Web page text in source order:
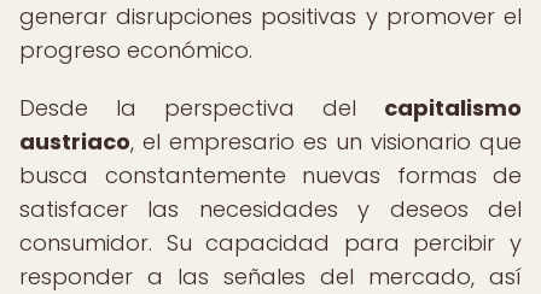
generar disrupciones positivas y promover el
progreso económico.
Desde la perspectiva del capitalismo
austriaco, el empresario es un visionario que
busca constantemente nuevas formas de
satisfacer las necesidades y deseos del
consumidor. Su capacidad para percibir y
responder a las señales del mercado, así